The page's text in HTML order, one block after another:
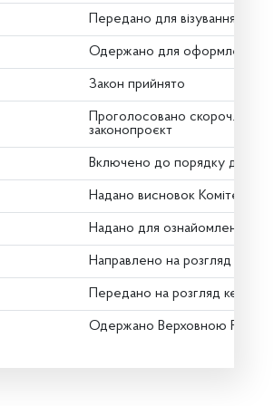
Передано для візування в
Одержано для оформлення
Закон прийнято
Проголосовано скороч.
законопроєкт
Включено до порядку
Надано висновок Комітету
Надано для ознайомлення
Направлено на розгляд
Передано на розгляд
Одержано Верховною Радою